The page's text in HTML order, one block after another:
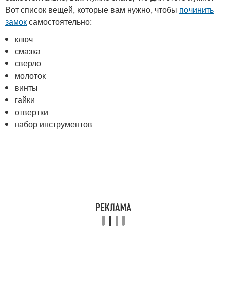
Вот список вещей, которые вам нужно, чтобы починить
замоксамостоятельно:
ключ
смазка
сверло
молоток
винты
гайки
отвертки
набор инструментов